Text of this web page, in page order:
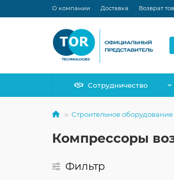
О компании Доставка Возврат
Сотрудничество
Строительное оборудование
Компрессоры
Фильтр